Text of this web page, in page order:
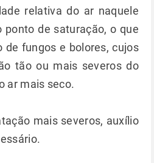
relativa do ar naquele
ponto de saturação, o que
de fungos e bolores, cujos
tão ou mais severos do
ar mais seco.
mais severos, auxílio